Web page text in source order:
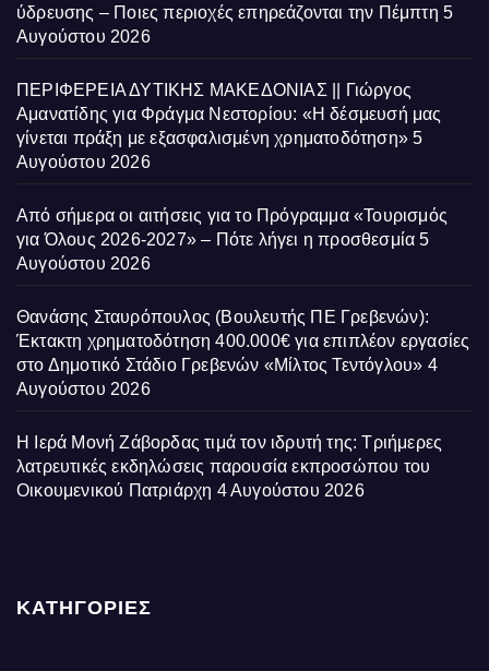
ύδρευσης – Ποιες περιοχές επηρεάζονται την Πέμπτη 5
Αυγούστου 2026
ΠΕΡΙΦΕΡΕΙΑ ΔΥΤΙΚΗΣ ΜΑΚΕΔΟΝΙΑΣ || Γιώργος
Αμανατίδης για Φράγμα Νεστορίου: «Η δέσμευσή μας
γίνεται πράξη με εξασφαλισμένη χρηματοδότηση» 5
Αυγούστου 2026
Από σήμερα οι αιτήσεις για το Πρόγραμμα «Τουρισμός
για Όλους 2026-2027» – Πότε λήγει η προσθεσμία 5
Αυγούστου 2026
Θανάσης Σταυρόπουλος (Βουλευτής ΠΕ Γρεβενών):
Έκτακτη χρηματοδότηση 400.000€ για επιπλέον εργασίες
στο Δημοτικό Στάδιο Γρεβενών «Μίλτος Τεντόγλου» 4
Αυγούστου 2026
Η Ιερά Μονή Ζάβορδας τιμά τον ιδρυτή της: Τριήμερες
λατρευτικές εκδηλώσεις παρουσία εκπροσώπου του
Οικουμενικού Πατριάρχη 4 Αυγούστου 2026
ΚΑΤΗΓΟΡΙΕΣ